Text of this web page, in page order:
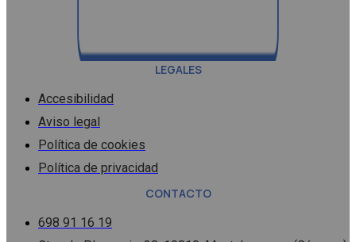
LEGALES
Accesibilidad
Aviso legal
Política de cookies
Política de privacidad
CONTACTO
698 91 16 19